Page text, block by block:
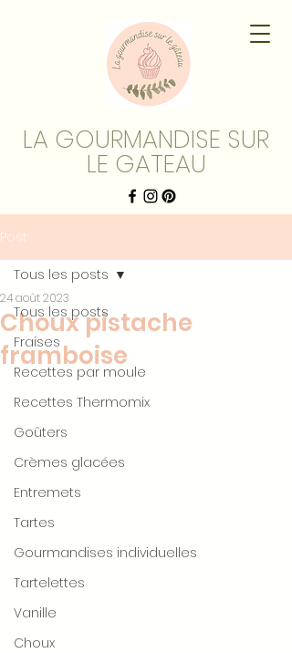
LA GOURMANDISE SUR
LE GATEAU
Post
Tous les posts
Fraises
Recettes par moule
Recettes Thermomix
Goûters
Crèmes glacées
Entremets
Tartes
Gourmandises individuelles
Tartelettes
Vanille
Choux
Tous les posts
Choux pistache
framboise
24 août 2023